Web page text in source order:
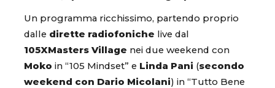
Un programma ricchissimo, partendo proprio
dalle dirette radiofoniche live dal
105XMasters Village nei due weekend con
Moko in “105 Mindset” e Linda Pani (secondo
weekend con Dario Micolani) in “Tutto Bene